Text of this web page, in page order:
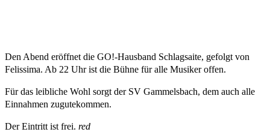
Den Abend eröffnet die GO!-Hausband Schlagsaite, gefolgt von
Felissima. Ab 22 Uhr ist die Bühne für alle Musiker offen.
Für das leibliche Wohl sorgt der SV Gammelsbach, dem auch alle
Einnahmen zugutekommen.
Der Eintritt ist frei. red